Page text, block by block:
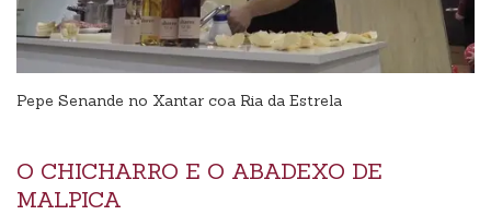
Pepe Senande no Xantar coa Ria da Estrela
O CHICHARRO E O ABADEXO DE
MALPICA